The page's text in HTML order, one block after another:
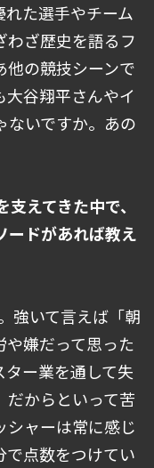
た選手やチーム
わざ歴史を語るフ
他の競技シーンで
大谷翔平さんやイ
ないですか。あの
支えてきた中で、
ードがあれば教え
いて言えば「朝
嫌だって思った
ター業を通して失
だからといって苦
シャーは常に感じ
で点数をつけてい